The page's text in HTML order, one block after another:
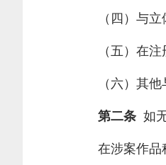
（四）与立体
（五）在注册
（六）其他与
第二条 如
在涉案作品种